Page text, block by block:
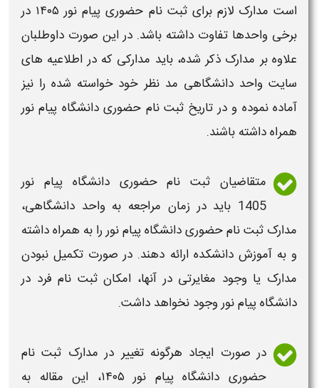
است مدارک لازم برای ثبت نام حضوری پیام نور ۱۴۰۵
در
برخی واحدها تفاوت داشته باشد. در این صورت داوطلبان
علاوه بر مدارک ذکر شده، باید مدارکی که در اطلاعیه های
سایت واحددانشگاهی مد نظر خود خواسته شده را نیز
آماده نموده و در تاریخ ثبت نام حضوری دانشگاه پیام نور​
همراه داشته باشند.
متقاضیان ثبت نام حضوری دانشگاه پیام نور
1405 باید در زمان مراجعه به واحد دانشگاهی،
مدارک ثبت نام حضوری دانشگاه پیام نور را به همراه داشته
و به آموزش دانشکده ارائه دهند. در صورت تکمیل نبودن
مدارک یا وجود مغایرتی در آنها، امکانثبت نام فرد در
دانشگاه پیام نوروجود نخواهد داشت.
در صورت ایجاد هرگونه تغییر در مدارک ثبت نام
حضوری دانشگاه پیام نور ۱۴۰۵
، این مقاله به